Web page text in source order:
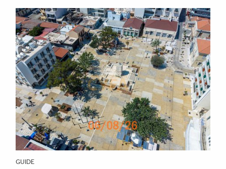
GUIDE